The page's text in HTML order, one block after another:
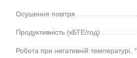
Осушення повітря
Продуктивність (кБТЕ/год)
Робота при негативній температурі,